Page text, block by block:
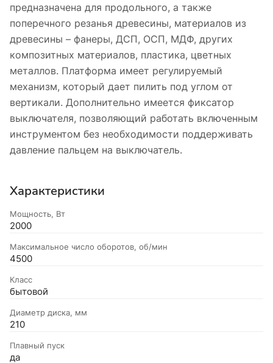
предназначена для продольного, а также
поперечного резанья древесины, материалов из
древесины – фанеры, ДСП, ОСП, МДФ, других
композитных материалов, пластика, цветных
металлов. Платформа имеет регулируемый
механизм, который дает пилить под углом от
вертикали. Дополнительно имеется фиксатор
выключателя, позволяющий работать включенным
инструментом без необходимости поддерживать
давление пальцем на выключатель.
Характеристики
Мощность, Вт
2000
Максимальное число оборотов, об/мин
4500
Класс
бытовой
Диаметр диска, мм
210
Плавный пуск
да